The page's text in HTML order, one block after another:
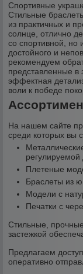
Спортивные
Стильные
из практичных и
солнце, отлично
со спортивной, но
достойного и
рекомендуем
представленные в
эффектная
воли к победе
На нашем сайте
среди которых вы
регулируемой
Плетеные
Браслеты из
Модели с
Печатки с
Стильные,
застежкой
Предлагаем
оперативно